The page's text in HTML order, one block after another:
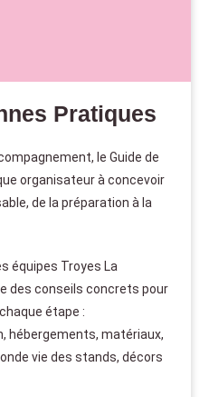
Pratiques
le Guide de
organisateur à concevoir
de la préparation à la
équipes Troyes La
des conseils concrets pour
étape :
hébergements, matériaux,
vie des stands, décors